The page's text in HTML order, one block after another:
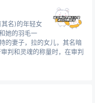
名)的年轻女
她的羽毛一
的妻子，拉的女儿，其名暗
判和灵魂的称量时，在审判